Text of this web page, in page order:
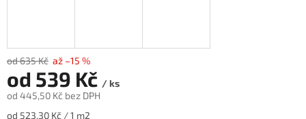
od 635 Kč až –15 %
od 539 Kč / ks
od 445,50 Kč bez DPH
Měrná
od 523,30 Kč / 1 m2